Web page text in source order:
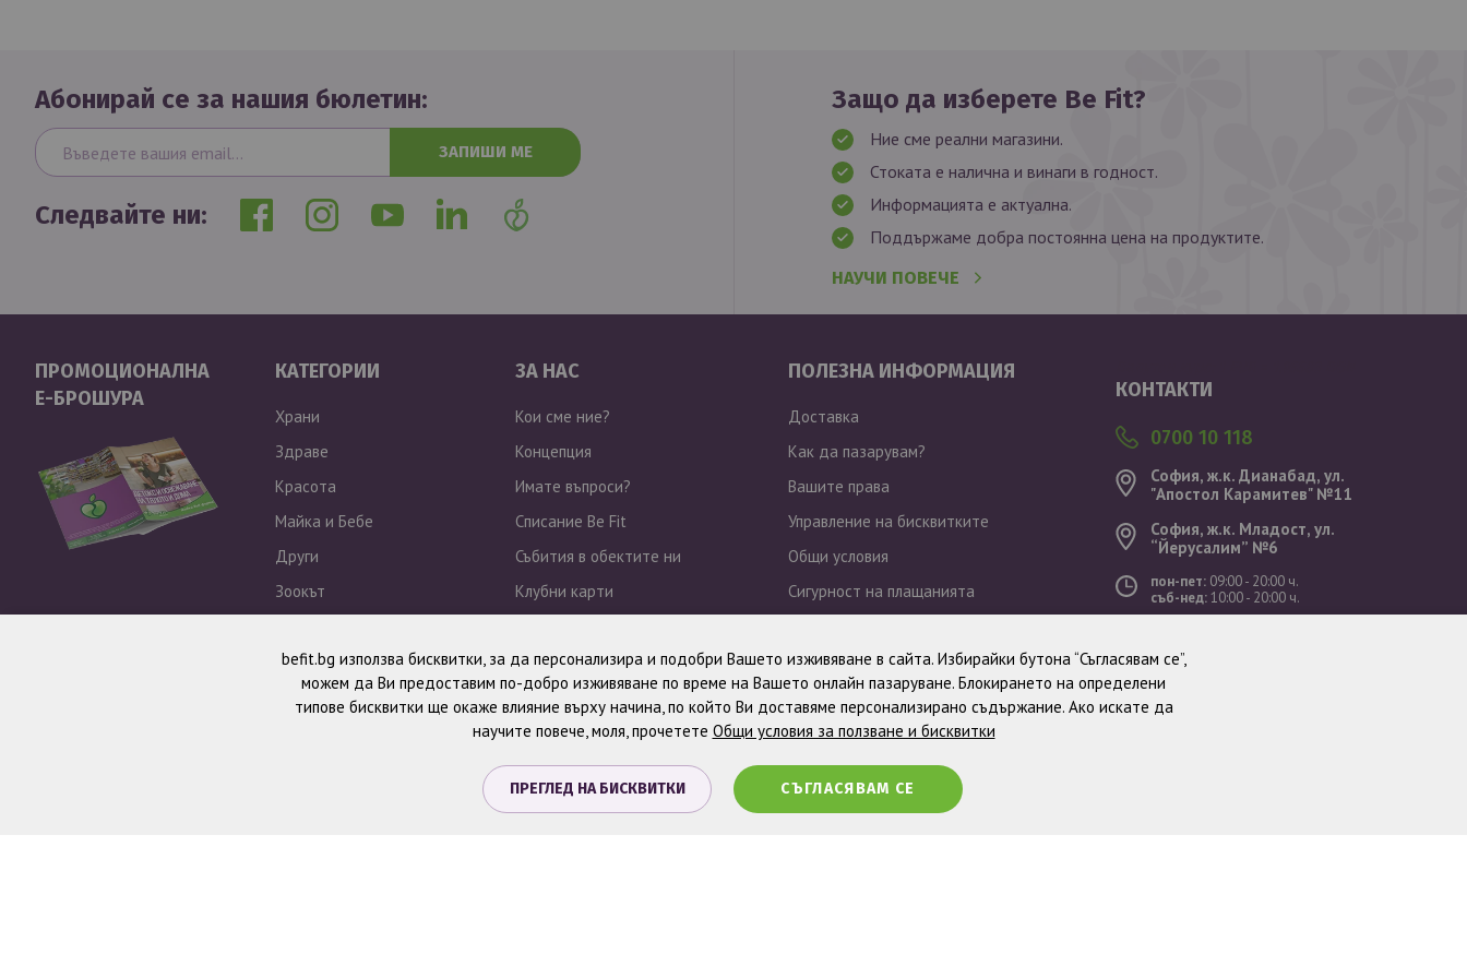
Абонирай се за нашия бюлетин:
ЗАПИШИ МЕ
Следвайте ни:
Защо да изберете Be Fit?
Ние сме реални магазини.
Стоката е налична и винаги в годност.
Информацията е актуална.
Поддържаме добра постоянна цена на продуктите.
НАУЧИ ПОВЕЧЕ
ПРОМОЦИОНАЛНА
Е-БРОШУРА
КАТЕГОРИИ
Храни
Здраве
Красота
Майка и Бебе
Други
Зоокът
ЗА НАС
Кои сме ние?
Концепция
Имате въпроси?
Списание Be Fit
Събития в обектите ни
Клубни карти
ПОЛЕЗНА ИНФОРМАЦИЯ
Доставка
Как да пазарувам?
Вашите права
Управление на бисквитките
Общи условия
Сигурност на плащанията
Новини
КОНТАКТИ
0700 10 118
София, ж.к. Дианабад, ул.
"Aпостол Карамитев" №11
София, ж.к. Младост, ул.
“Йерусалим” №6
пон-пет: 09:00 - 20:00 ч.
съб-нед:10:00 - 20:00 ч.
© 2026 BeFit. Всички права запазени. Онлайн магазин от
befit.bg използва бисквитки, за да персонализира и подобри Вашето изживяване в сайта. Избирайки бутона “Съгласявам се”,
можем да Ви предоставим по-добро изживяване по време на Вашето онлайн пазаруване. Блокирането на определени
типове бисквитки ще окаже влияние върху начина, по който Ви доставяме персонализирано съдържание. Ако искате да
научите повече, моля, прочетете Общи условия за ползване и бисквитки
СЪГЛАСЯВАМ СЕ
ПРЕГЛЕД НА БИСКВИТКИ